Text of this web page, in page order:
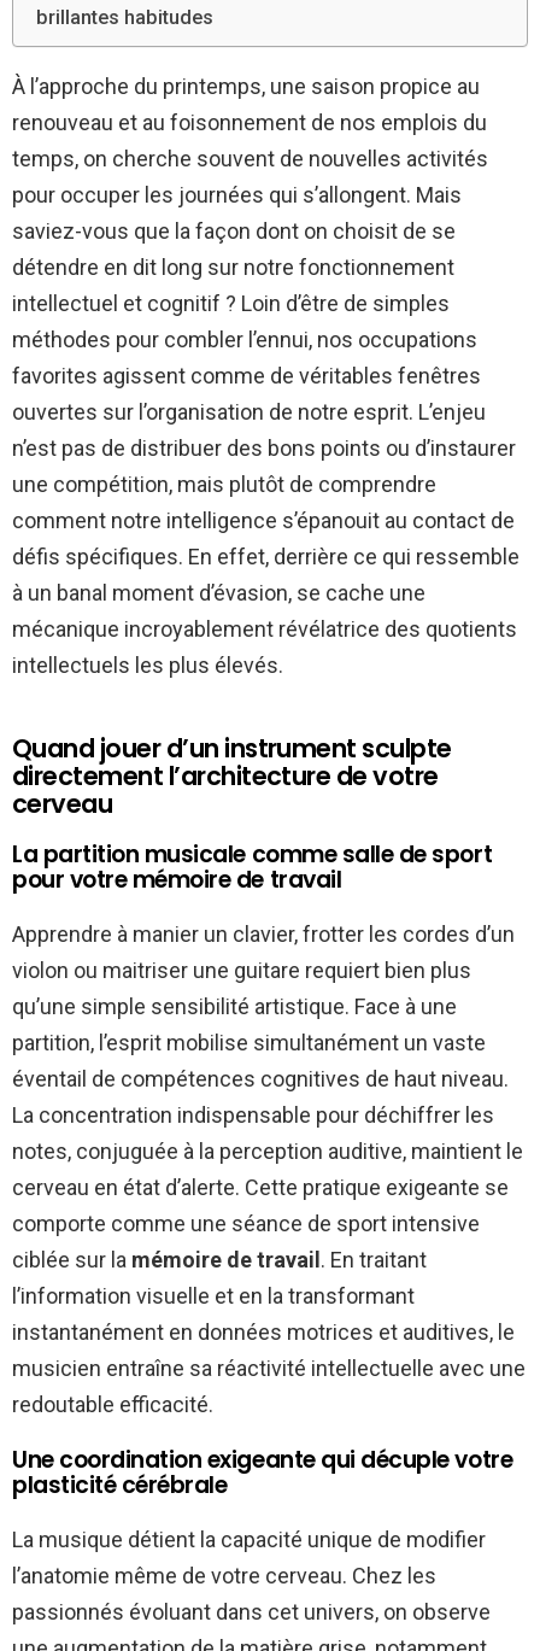
brillantes habitudes
À l’approche du printemps, une saison propice au
renouveau et au foisonnement de nos emplois du
temps, on cherche souvent de nouvelles activités
pour occuper les journées qui s’allongent. Mais
saviez-vous que la façon dont on choisit de se
détendre en dit long sur notre fonctionnement
intellectuel et cognitif ? Loin d’être de simples
méthodes pour combler l’ennui, nos occupations
favorites agissent comme de véritables fenêtres
ouvertes sur l’organisation de notre esprit. L’enjeu
n’est pas de distribuer des bons points ou d’instaurer
une compétition, mais plutôt de comprendre
comment notre intelligence s’épanouit au contact de
défis spécifiques. En effet, derrière ce qui ressemble
à un banal moment d’évasion, se cache une
mécanique incroyablement révélatrice des quotients
intellectuels les plus élevés.
Quand jouer d’un instrument sculpte
directement l’architecture de votre
cerveau
La partition musicale comme salle de sport
pour votre mémoire de travail
Apprendre à manier un clavier, frotter les cordes d’un
violon ou maitriser une guitare requiert bien plus
qu’une simple sensibilité artistique. Face à une
partition, l’esprit mobilise simultanément un vaste
éventail de compétences cognitives de haut niveau.
La concentration indispensable pour déchiffrer les
notes, conjuguée à la perception auditive, maintient le
cerveau en état d’alerte. Cette pratique exigeante se
comporte comme une séance de sport intensive
ciblée sur la mémoire de travail . En traitant
l’information visuelle et en la transformant
instantanément en données motrices et auditives, le
musicien entraîne sa réactivité intellectuelle avec une
redoutable efficacité.
Une coordination exigeante qui décuple votre
plasticité cérébrale
La musique détient la capacité unique de modifier
l’anatomie même de votre cerveau. Chez les
passionnés évoluant dans cet univers, on observe